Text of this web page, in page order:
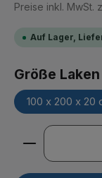
Preise inkl. MwSt.
Auf Lager,
Größe Laken
100 x 200 x 20
Produkt